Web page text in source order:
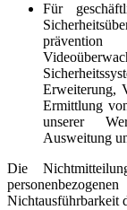
Für
prävention
Erweiterung,
Ermittlung
unserer
Ausweitung
Die
Nichtausführbarkeit